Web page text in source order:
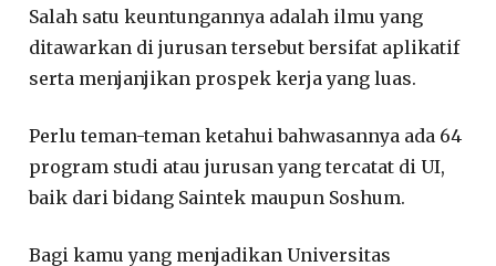
Salah satu keuntungannya adalah ilmu yang
ditawarkan di jurusan tersebut bersifat aplikatif
serta menjanjikan prospek kerja yang luas.
Perlu teman-teman ketahui bahwasannya ada 64
program studi atau jurusan yang tercatat di UI,
baik dari bidang Saintek maupun Soshum.
Bagi kamu yang menjadikan Universitas